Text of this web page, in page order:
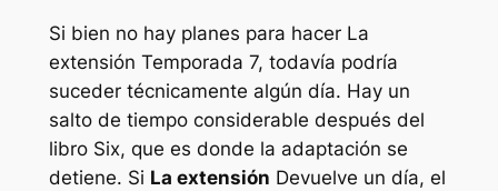
Si bien no hay planes para hacer La
extensión Temporada 7, todavía podría
suceder técnicamente algún día. Hay un
salto de tiempo considerable después del
libro Six, que es donde la adaptación se
detiene. Si La extensión Devuelve un día, el